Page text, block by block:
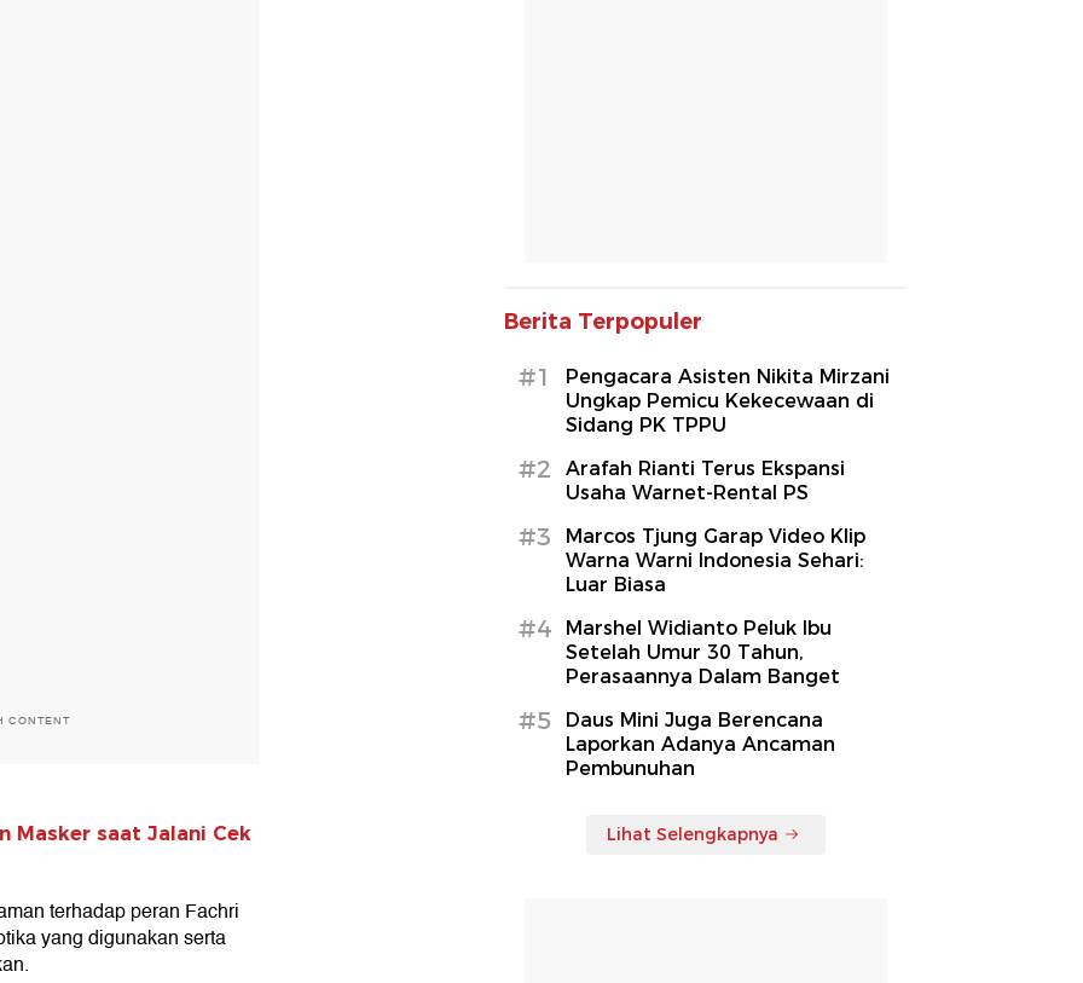
CONTENT
Masker saat Jalani Cek
terhadap peran Fachri
yang digunakan serta
Berita Terpopuler
#1
Pengacara Asisten Nikita Mirzani
Ungkap Pemicu Kekecewaan di
Sidang PK TPPU
#2
Arafah Rianti Terus Ekspansi
Usaha Warnet-Rental PS
#3
Marcos Tjung Garap Video Klip
Warna Warni Indonesia Sehari:
Luar Biasa
#4
Marshel Widianto Peluk Ibu
Setelah Umur 30 Tahun,
Perasaannya Dalam Banget
#5
Daus Mini Juga Berencana
Laporkan Adanya Ancaman
Pembunuhan
Lihat Selengkapnya